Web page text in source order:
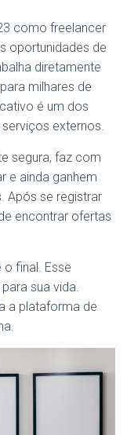
como freelancer
oportunidades de
diretamente
milhares de
é um dos
externos.
segura, faz com
e ainda ganhem
Após se registrar
encontrar ofertas
final. Esse
sua vida.
a plataforma de